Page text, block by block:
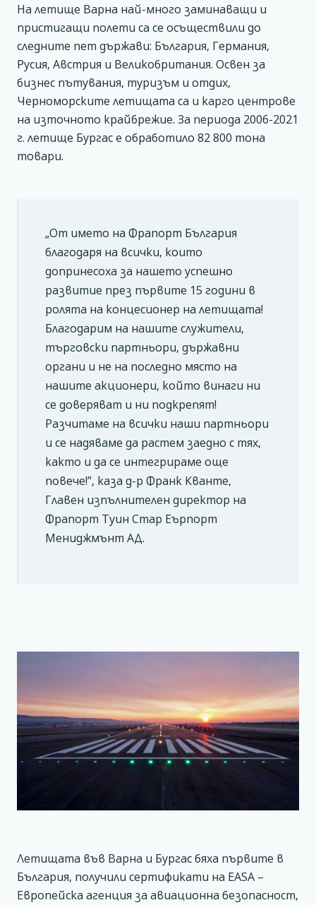
На летище Варна най-много заминаващи и
пристигащи полети са се осъществили до
следните пет държави: България, Германия,
Русия, Австрия и Великобритания. Освен за
бизнес пътувания, туризъм и отдих,
Черноморските летищата са и карго центрове
на източното крайбрежие. За периода 2006-2021
г. летище Бургас е обработило 82 800 тона
товари.
„От името на Фрапорт България
благодаря на всички, които
допринесоха за нашето успешно
развитие през първите 15 години в
ролята на концесионер на летищата!
Благодарим на нашите служители,
търговски партньори, държавни
органи и не на последно място на
нашите акционери, който винаги ни
се доверяват и ни подкрепят!
Разчитаме на всички наши партньори
и се надяваме да растем заедно с тях,
както и да се интегрираме още
повече!”, каза д-р Франк Кванте,
Главен изпълнителен директор на
Фрапорт Туин Стар Еърпорт
Мениджмънт АД.
Летищата във Варна и Бургас бяха първите в
България, получили сертификати на EASA –
Европейска агенция за авиационна безопасност,